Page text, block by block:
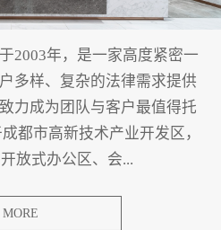
2003年，是一家高度紧密一
多样、复杂的法律需求提供
力成为团队与客户最值得托
都市高新技术产业开发区，
放式办公区、会...
MORE